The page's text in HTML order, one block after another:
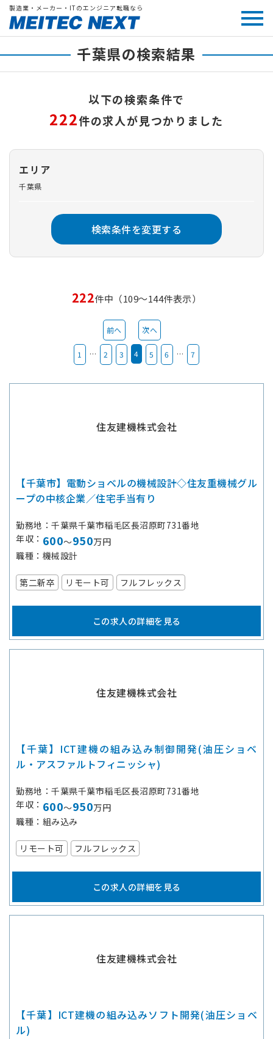
製造業・メーカー・ITのエンジニア転職なら
千葉県の検索結果
以下の検索条件で
222件の求人が見つかりました
エリア
千葉県
検索条件を変更する
222件中（109～144件表示）
前へ
1 … 2 3 4 5 6 … 7
次へ
住友建機株式会社
【千葉市】電動ショベルの機械設計◇住友重機械グル
ープの中核企業／住宅手当有り
勤務地
千葉県千葉市稲毛区長沼原町731番地
年収
600～950万円
職種
機械設計
第二新卒 リモート可 フルフレックス
この求人の詳細を見る
住友建機株式会社
【千葉】ICT建機の組み込み制御開発(油圧ショベ
ル・アスファルトフィニッシャ)
勤務地
千葉県千葉市稲毛区長沼原町731番地
年収
600～950万円
職種
組み込み
リモート可 フルフレックス
この求人の詳細を見る
住友建機株式会社
【千葉】ICT建機の組み込みソフト開発(油圧ショベ
ル)